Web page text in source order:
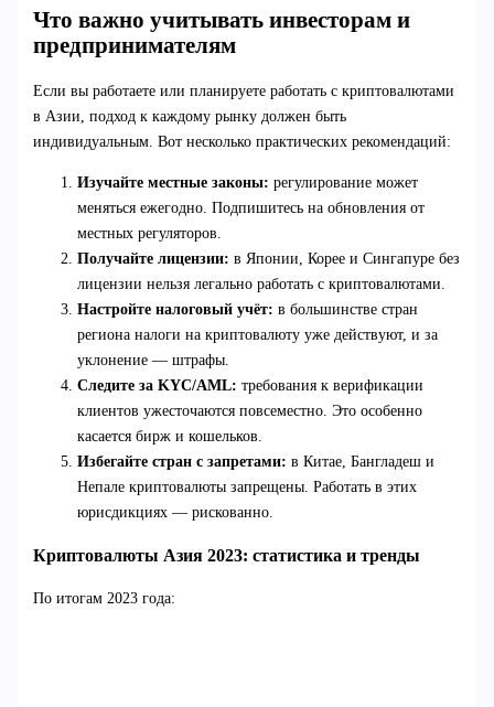
Что важно учитывать инвесторам и
предпринимателям
Если вы работаете или планируете работать с криптовалютами
в Азии, подход к каждому рынку должен быть
индивидуальным. Вот несколько практических рекомендаций:
Изучайте местные законы: регулирование может
меняться ежегодно. Подпишитесь на обновления от
местных регуляторов.
Получайте лицензии: в Японии, Корее и Сингапуре без
лицензии нельзя легально работать с криптовалютами.
Настройте налоговый учёт: в большинстве стран
региона налоги на криптовалюту уже действуют, и за
уклонение — штрафы.
Следите за KYC/AML: требования к верификации
клиентов ужесточаются повсеместно. Это особенно
касается бирж и кошельков.
Избегайте стран с запретами: в Китае, Бангладеш и
Непале криптовалюты запрещены. Работать в этих
юрисдикциях — рискованно.
Криптовалюты Азия 2023: статистика и тренды
По итогам 2023 года: